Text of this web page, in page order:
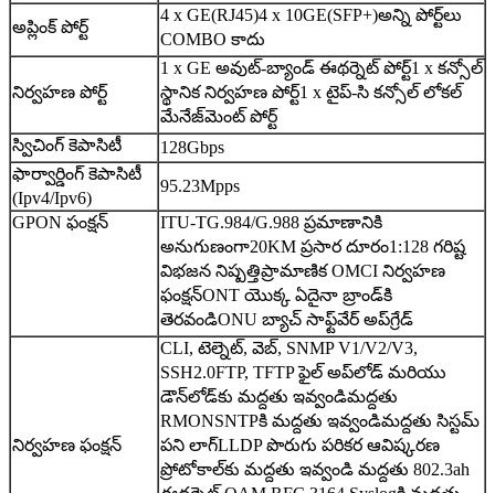
అప్లింక్ పోర్ట్
4 x GE(RJ45)4 x 10GE(SFP+)అన్ని పోర్ట్‌లు
COMBO కాదు
నిర్వహణ పోర్ట్
1 x GE అవుట్-బ్యాండ్ ఈథర్నెట్ పోర్ట్1 x కన్సోల్
స్థానిక నిర్వహణ పోర్ట్1 x టైప్-సి కన్సోల్ లోకల్
మేనేజ్‌మెంట్ పోర్ట్
స్విచింగ్ కెపాసిటీ
128Gbps
ఫార్వార్డింగ్ కెపాసిటీ
(Ipv4/Ipv6)
95.23Mpps
GPON ఫంక్షన్
ITU-TG.984/G.988 ప్రమాణానికి
అనుగుణంగా20KM ప్రసార దూరం1:128 గరిష్ట
విభజన నిష్పత్తిప్రామాణిక OMCI నిర్వహణ
ఫంక్షన్ONT యొక్క ఏదైనా బ్రాండ్‌కి
తెరవండిONU బ్యాచ్ సాఫ్ట్‌వేర్ అప్‌గ్రేడ్
నిర్వహణ ఫంక్షన్
CLI, టెల్నెట్, వెబ్, SNMP V1/V2/V3,
SSH2.0FTP, TFTP ఫైల్ అప్‌లోడ్ మరియు
డౌన్‌లోడ్‌కు మద్దతు ఇవ్వండిమద్దతు
RMONSNTPకి మద్దతు ఇవ్వండిమద్దతు సిస్టమ్
పని లాగ్LLDP పొరుగు పరికర ఆవిష్కరణ
ప్రోటోకాల్‌కు మద్దతు ఇవ్వండి మద్దతు 802.3ah